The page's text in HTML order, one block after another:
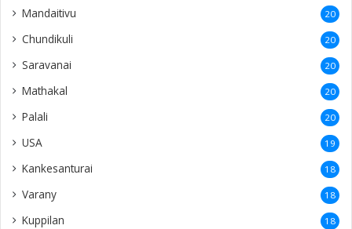
Mandaitivu 20
Chundikuli 20
Saravanai 20
Mathakal 20
Palali 20
USA 19
Kankesanturai 18
Varany 18
Kuppilan 18